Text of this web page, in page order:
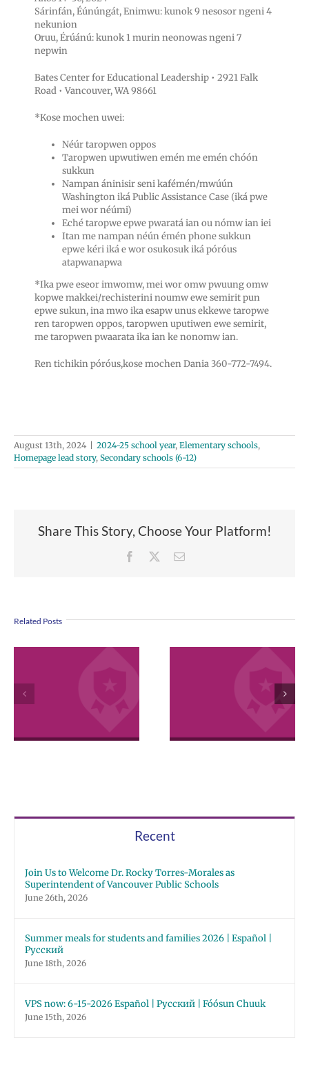
Sárinfán, Éúnúngát, Enimwu: kunok 9 nesosor ngeni 4
nekunion
Oruu, Érúánú: kunok 1 murin neonowas ngeni 7
nepwin
Bates Center for Educational Leadership • 2921 Falk
Road • Vancouver, WA 98661
*Kose mochen uwei:
Néúr taropwen oppos
Taropwen upwutiwen emén me emén chóón
sukkun
Nampan áninisir seni kafémén/mwúún
Washington iká Public Assistance Case (iká pwe
mei wor néúmi)
Eché taropwe epwe pwaratá ian ou nómw ian iei
Itan me nampan néún émén phone sukkun
epwe kéri iká e wor osukosuk iká póróus
atapwanapwa
*Ika pwe eseor imwomw, mei wor omw pwuung omw
kopwe makkei/rechisterini noumw ewe semirit pun
epwe sukun, ina mwo ika esapw unus ekkewe taropwe
ren taropwen oppos, taropwen uputiwen ewe semirit,
me taropwen pwaarata ika ian ke nonomw ian.
Ren tichikin póróus,kose mochen Dania 360-772-7494.
August 13th, 2024 2024-25 school year, Elementary schools,
Homepage lead story, Secondary schools (6-12)
Share This Story, Choose Your Platform!
Facebook Email
Related Posts
Awards
VPS now: 2-5-
2026 Español |
Chuuk
Recent
Join Us to Welcome Dr. Rocky Torres-Morales as
Superintendent of Vancouver Public Schools
June 26th, 2026
Summer meals for students and families 2026 | Español |
Русский
June 18th, 2026
VPS now: 6-15-2026 Español | Русский | Fóósun Chuuk
June 15th, 2026